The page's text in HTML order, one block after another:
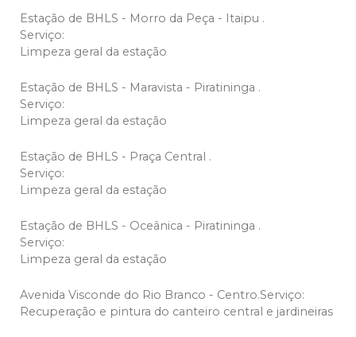
Estação de BHLS - Morro da Peça - Itaipu .
Serviço:
Limpeza geral da estação
Estação de BHLS - Maravista - Piratininga .
Serviço:
Limpeza geral da estação
Estação de BHLS - Praça Central .
Serviço:
Limpeza geral da estação
Estação de BHLS - Oceânica - Piratininga .
Serviço:
Limpeza geral da estação
Avenida Visconde do Rio Branco - Centro.Serviço:
Recuperação e pintura do canteiro central e jardineiras